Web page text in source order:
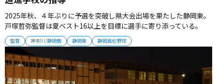
監督 神奈川/静岡版 静岡東 静岡高校野球
2025年秋、４年ぶりに予選を突破し県大会出場を果たした静岡東。
戸塚哲弥監督は夏ベスト16以上を目標に選手に寄り添っている。
（監督）静岡東・戸塚哲弥監督 18人全員が役割を果たしてくれるチ
ーム 「この秋は4年ぶりに県大会へ出場することができた。選手数
こそ18人と少ないが、どの選手も自分の役割をしっかり果たしてい
る。こ...